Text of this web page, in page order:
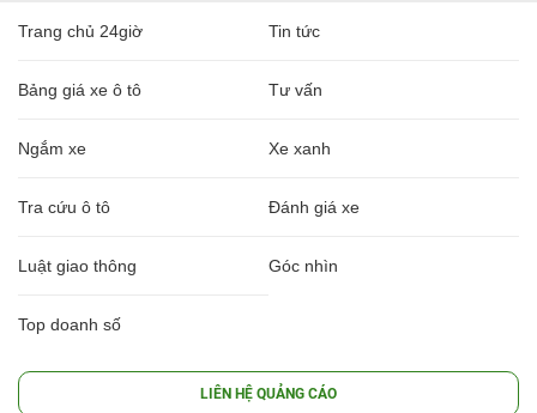
Trang chủ 24giờ Tin tức
Bảng giá xe ô tô Tư vấn
Ngắm xe Xe xanh
Tra cứu ô tô Đánh giá xe
Luật giao thông Góc nhìn
Top doanh số
LIÊN HỆ QUẢNG CÁO